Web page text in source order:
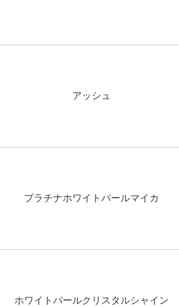
アッシュ
プラチナホワイトパールマイカ
ホワイトパールクリスタルシャイン